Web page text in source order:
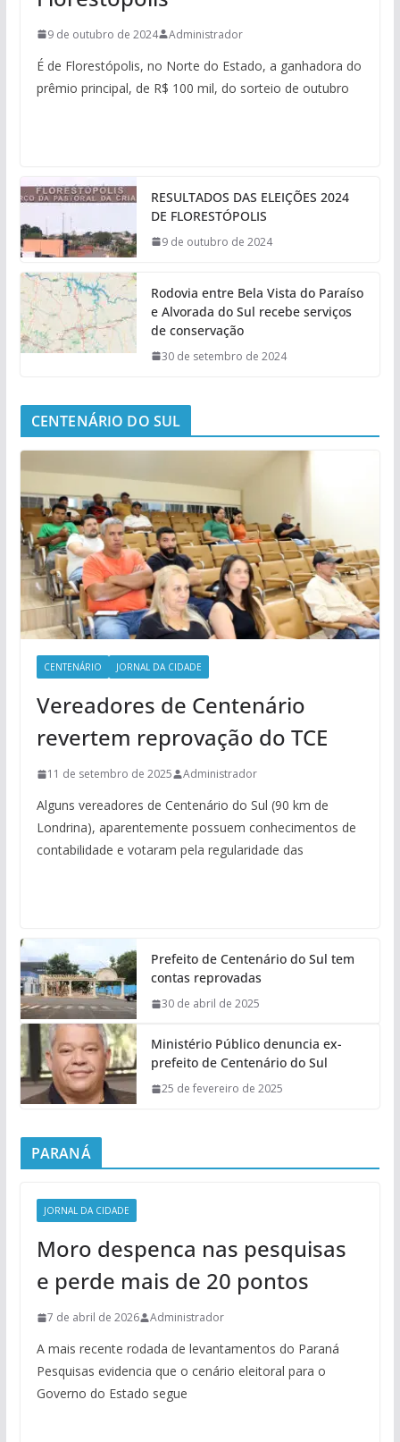
9 de outubro de 2024 Administrador
É de Florestópolis, no Norte do Estado, a ganhadora do
prêmio principal, de R$ 100 mil, do sorteio de outubro
RESULTADOS DAS ELEIÇÕES 2024
DE FLORESTÓPOLIS
9 de outubro de 2024
Rodovia entre Bela Vista do Paraíso
e Alvorada do Sul recebe serviços
de conservação
30 de setembro de 2024
CENTENÁRIO DO SUL
CENTENÁRIO JORNAL DA CIDADE
Vereadores de Centenário
revertem reprovação do TCE
11 de setembro de 2025 Administrador
Alguns vereadores de Centenário do Sul (90 km de
Londrina), aparentemente possuem conhecimentos de
contabilidade e votaram pela regularidade das
Prefeito de Centenário do Sul tem
contas reprovadas
30 de abril de 2025
Ministério Público denuncia ex-
prefeito de Centenário do Sul
25 de fevereiro de 2025
PARANÁ
JORNAL DA CIDADE
Moro despenca nas pesquisas
e perde mais de 20 pontos
7 de abril de 2026 Administrador
A mais recente rodada de levantamentos do Paraná
Pesquisas evidencia que o cenário eleitoral para o
Governo do Estado segue